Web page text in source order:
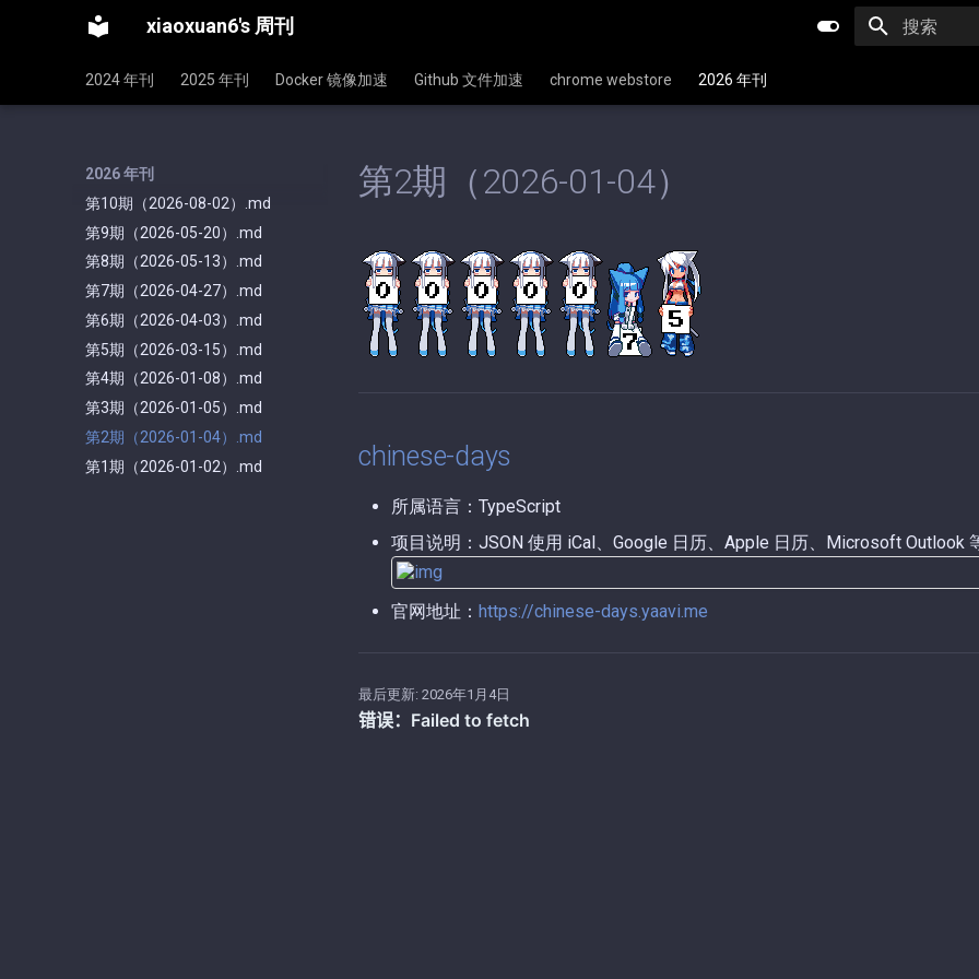
xiaoxuan6's 周刊
2024 年刊 2025 年刊 Docker 镜像加速 Github 文件加速 chrome webstore 2026 年刊
2026 年刊
第10期（2026-08-02）.md
第9期（2026-05-20）.md
第8期（2026-05-13）.md
第7期（2026-04-27）.md
第6期（2026-04-03）.md
第5期（2026-03-15）.md
第4期（2026-01-08）.md
第3期（2026-01-05）.md
第2期（2026-01-04）.md
第1期（2026-01-02）.md
第2期（2026-01-04）
chinese-days
所属语言：TypeScript
项目说明：JSON 使用 iCal、Google 日历、Apple 日历、Microsoft Outlook
官网地址： https://chinese-days.yaavi.me
最后更新: 2026年1月4日